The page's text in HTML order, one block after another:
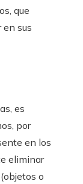
que
en sus
es
por
en los
eliminar
o